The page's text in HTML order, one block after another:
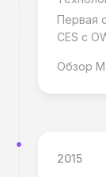
Первая
CES с
Обзор
2015